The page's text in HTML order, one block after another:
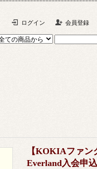
ログイン 会員登録
【KOKIAファン
Everland入会申込